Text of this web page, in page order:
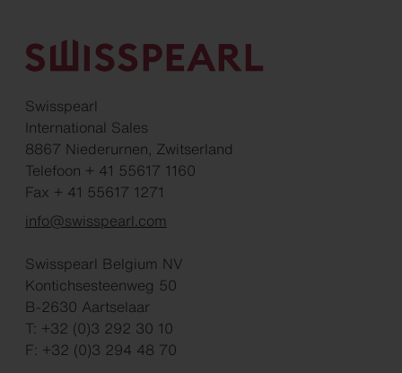
Swisspearl
International Sales
8867 Niederurnen, Zwitserland
Telefoon + 41 55617 1160
Fax + 41 55617 1271
info@swisspearl.com
Swisspearl Belgium NV
Kontichsesteenweg 50
B-2630 Aartselaar
T: +32 (0)3 292 30 10
F: +32 (0)3 294 48 70